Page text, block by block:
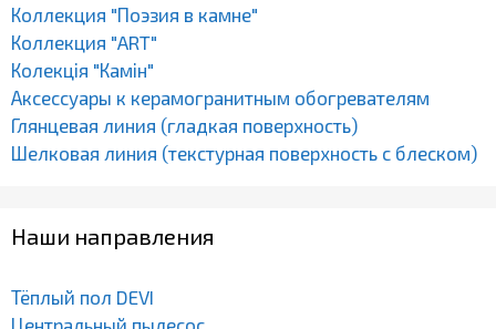
Коллекция "Поэзия в камне"
Коллекция "ART"
Колекція "Камін"
Аксессуары к керамогранитным обогревателям
Глянцевая линия (гладкая поверхность)
Шелковая линия (текстурная поверхность с блеском)
Наши направления
Тёплый пол DEVI